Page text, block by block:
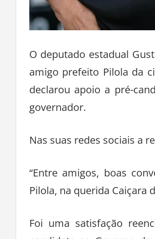
O deputado estadual
amigo prefeito Pilola da
declarou apoio a pré-
governador.
Nas suas redes sociais a
“Entre amigos, boas
Pilola, na querida Caiçara
Foi uma satisfação